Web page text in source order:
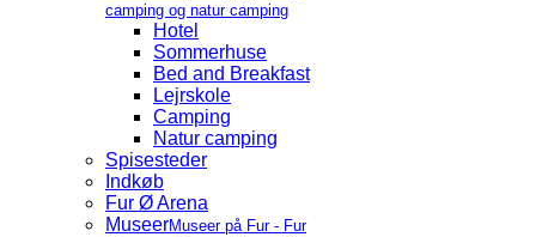
camping og natur camping
Hotel
Sommerhuse
Bed and Breakfast
Lejrskole
Camping
Natur camping
Spisesteder
Indkøb
Fur Ø Arena
MuseerMuseer på Fur - Fur